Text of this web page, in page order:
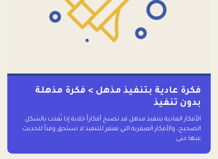
فكرة عادية بتنفيذ مذهل > فكرة مذهلة
بدون تنفيذ
الأفكار العادية بتنفيذ مذهل قد تصبح أفكاراً خلابة إذا نُفذت بالشكل
الصحيح، والأفكار العبقرية التي تفتقر للتنفيذ لا تستحق وقتاً للحديث
عنها حتى